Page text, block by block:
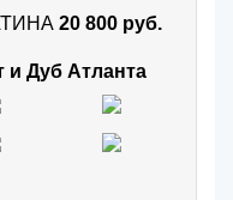
20 800 руб.
Дуб Атланта